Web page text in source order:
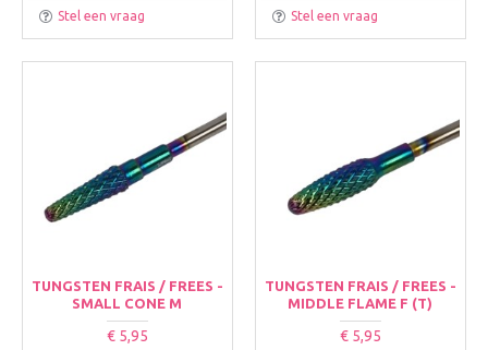
Stel een vraag Stel een vraag
TUNGSTEN FRAIS / FREES -
SMALL CONE M
€ 5,95
TUNGSTEN FRAIS / FREES -
MIDDLE FLAME F (T)
€ 5,95